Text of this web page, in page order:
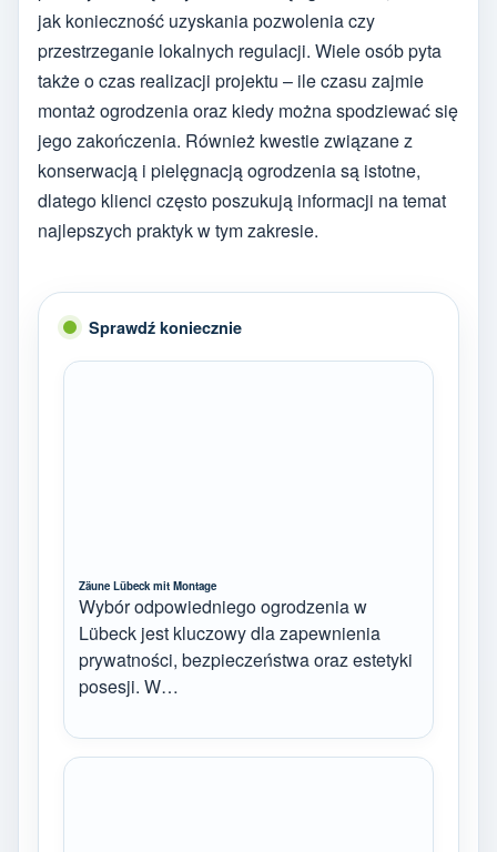
jak konieczność uzyskania pozwolenia czy
przestrzeganie lokalnych regulacji. Wiele osób pyta
także o czas realizacji projektu – ile czasu zajmie
montaż ogrodzenia oraz kiedy można spodziewać się
jego zakończenia. Również kwestie związane z
konserwacją i pielęgnacją ogrodzenia są istotne,
dlatego klienci często poszukują informacji na temat
najlepszych praktyk w tym zakresie.
Sprawdź koniecznie
Zäune Lübeck mit Montage
Wybór odpowiedniego ogrodzenia w
Lübeck jest kluczowy dla zapewnienia
prywatności, bezpieczeństwa oraz estetyki
posesji. W…